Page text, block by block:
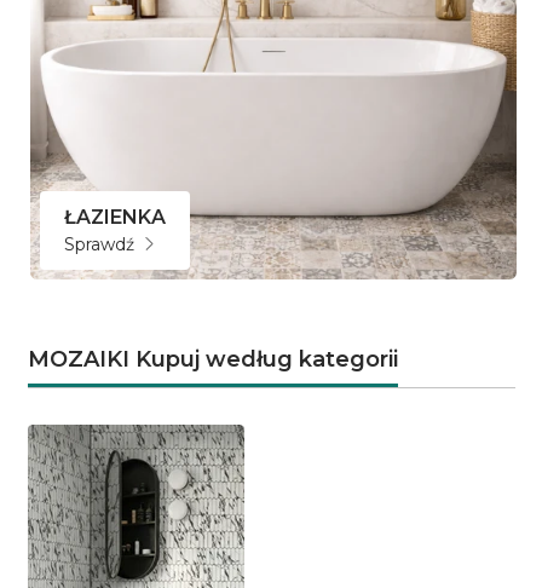
ŁAZIENKA
Sprawdź
MOZAIKI Kupuj według kategorii